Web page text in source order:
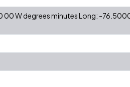
00 W degrees minutes Long: -